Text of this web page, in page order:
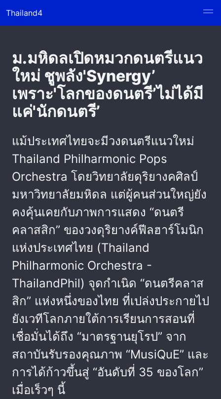
Thailand4
ม.มหิดลเปิดหมวกดนตรีแนว
ใหม่ ชูพลัง'Synergy’
เพราะ'โลกของดนตรี’ไม่ได้มี
แค่'นักดนตรี’
แม้ประเทศไทยจะมีวงดนตรีแนวใหม่
Thailand Philharmonic Pops
Orchestra โดยวิทยาลัยดุริยางคศิลป์
มหาวิทยาลัยมหิดล แต่ผู้คนส่วนใหญ่ยัง
คงคุ้นเคยกับภาพการแสดง “ดนตรี
คลาสสิก” ของวงดุริยางค์ฟีลฮาร์โมนิก
แห่งประเทศไทย (Thailand
Philharmonic Orchestra -
ThailandPhil) จุดกำเนิด “ดนตรีคลาส
สิก” แห่งหนึ่งของไทย ที่เปล่งประกายไป
ยังเวทีโลกภายใต้การเรียนการสอนที่
เชื่อมั่นได้ถึง “มาตรฐานยุโรป” จาก
สถาบันรับรองคุณภาพ “MusiQuE” และ
การได้ก้าวขึ้นสู่ “อันดับที่ 35 ของโลก”
เมื่อเร็วๆ นี้